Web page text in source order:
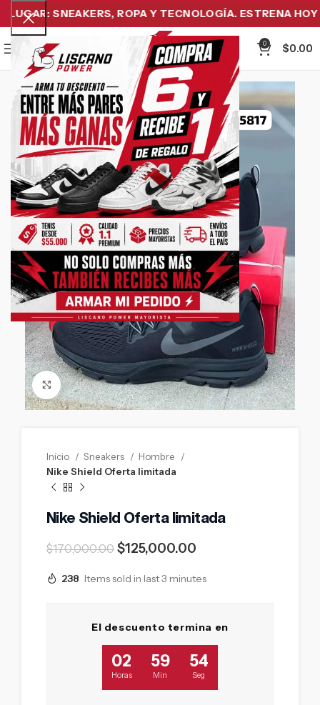
SNEAKERS, ROPA Y TECNOLOGÍA. ESTRENA HOY Y
Menu
0
$0.00
-26%
Click to enlarge
Inicio Sneakers
Hombre
Nike Shield Oferta limitada
Nike Shield Oferta limitada
$170,000.00 $125,000.00
238 Items sold in last 3 minutes
El descuento termina en
02
Horas
59
Min
53
Seg